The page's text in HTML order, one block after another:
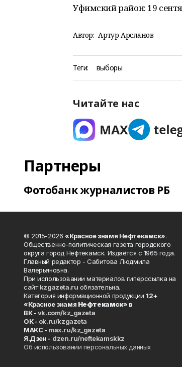
Уфимский район: 19
Автор: Артур Арсланов
Теги: выборы
Читайте нас
Партнеры
Фотобанк журналистов РБ
© 2015-2026 «Красное знамя Нефтекамск».
Общественно-политическая газета городского
округа город Нефтекамск. Издаётся с 1965 года.
Главный редактор - Сабитова Людмила
Валерьяновна.
При использовании материалов гиперссылка на
сайтkzgazeta.ru обязательна.
Категория информационной продукции 12+
«Красное знамя Нефтекамск» в
ВК -vk.com/kz_gazeta
ОК - ok.ru/kzgazeta
MAKC - max.ru/kz_gazeta
Я.Дзен - dzen.ru/neftekamskkz
Об использовании персональных данных